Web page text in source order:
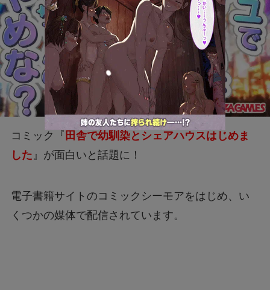
コミック『 田舎で幼馴染とシェアハウスはじめま
した 』が面白いと話題に！
電子書籍サイトのコミックシーモアをはじめ、い
くつかの媒体で配信されています。